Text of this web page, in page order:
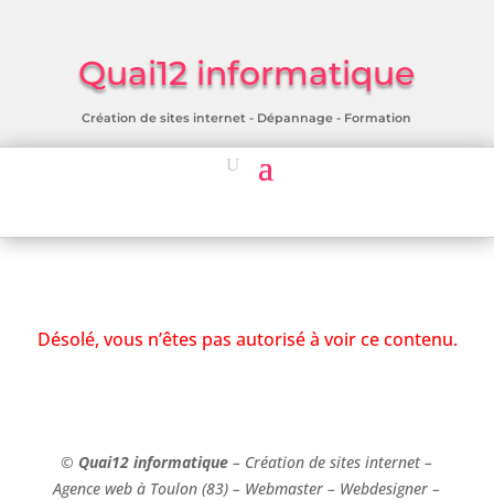
Quai12 informatique
Création de sites internet - Dépannage - Formation
Désolé, vous n’êtes pas autorisé à voir ce contenu.
© Quai12 informatique – Création de sites internet –
Agence web à Toulon (83) – Webmaster – Webdesigner –